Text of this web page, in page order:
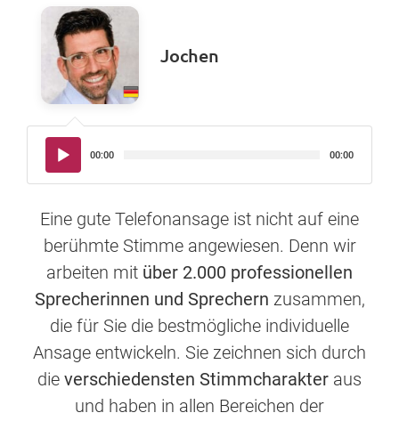
Jochen
Audio-
Player
00:00 00:00
Eine gute Telefonansage ist nicht auf eine
berühmte Stimme angewiesen. Denn wir
arbeiten mit über 2.000 professionellen
Sprecherinnen und Sprechern zusammen,
die für Sie die bestmögliche individuelle
Ansage entwickeln. Sie zeichnen sich durch
die verschiedensten Stimmcharakter aus
und haben in allen Bereichen der